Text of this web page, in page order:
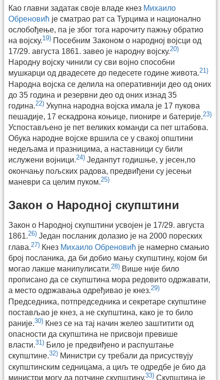
Као главни задатак своје владе кнез Михаило
Обреновић је сматрао рат са Турцима и национално
ослобођење, па је због тога нарочиту пажњу обратио
на војску.19) Посебним Законом о народној војсци од
17/29. августа 1861. завео је народну војску.20)
Народну војску чинили су сви војно способни
мушкарци од двадесете до педесете године живота.21)
Народна војска се делила на оперативнији део од оних
до 35 година и резервни део од оних изнад 35
година.22) Укупна народна војска имала је 17 пукова
пешадије, 17 ескадрона коњице, пионире и батерије.23)
Успостављено је пет великих команди са пет штабова.
Обука народне војске вршила се у свакој општини
недељама и празницима, а наставници су били
ислужени војници.24) Једанпут годишње, у јесен,по
окончању пољских радова, предвиђени су јесењи
маневри са целим пуком.25)
Закон о Народној скупштини
Закон о Народној скупштини усвојен је 17/29. августа
1861.26) Један посланик долазио је на 2000 пореских
глава.27) Кнез Михаило Обреновић је намерно смањио
број посланика, да би добио мању скупштину, којом би
могао лакше манипулисати.28) Више није било
прописано да се скупштина мора редовито одржавати,
а место одржавања одређивао је кнез.29)
Председника, потпредседника и секретаре скупштине
постављао је кнез, а не скупштина, како је то било
раније.30) Кнез се на тај начин желео заштитити од
опасности да скупштина не присвоји превише
власти.31) Било је предвиђено и распуштање
скупштине.32) Министри су требали да присуствују
скупштинским седницама, а циљ те одредбе је био да
министри могу да потчине скупштину.33) Скупштина је